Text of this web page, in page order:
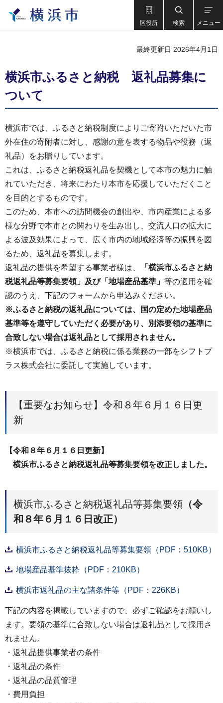
区役所 検索 メニュー
最終更新日 2026年4月1日
横浜市ふるさと納税 返礼品募集に
ついて
横浜市では、ふるさと納税制度によりご寄附いただいた市
外在住の寄附者に対し、感謝の意を表する物品や役務（返
礼品）をお贈りしています。
これは、ふるさと納税返礼品を契機として本市の魅力に触
れていただき、将来にわたり本市を応援していただくこと
を目的とするものです。
このため、本市への訪問機会の創出や、市内産業による多
様な分野で本市との関わりを生み出し、交流人口の拡大に
よる波及効果によって、広く市内の地域経済等の振興を図
るため、返礼品を募集します。
返礼品の提供を希望する事業者様は、
「横浜市ふるさと納
税返礼品等募集要領」及び「地場産品基準」 等の適用を確
認のうえ、下記のフォームから申込みください。
※ふるさと納税の返礼品については、国の定めた地場産品
基準等を遵守していただく必要があり、別添要領の基準に
合致しない場合は返礼品として採用されません。
※横浜市では、ふるさと納税に係る業務の一部をシフトプ
ラス株式会社に委託して実施しています。
【重要なお知らせ】令和８年６月１６日更
新
【令和８年６月１６日更新】
横浜市ふるさと納税返礼品等募集要領を改正しました。
横浜市ふるさと納税返礼品等募集要領 （令
和８年６月１６日改正）
横浜市ふるさと納税返礼品等募集要領（PDF：510KB）
地場産品基準抜粋（PDF：210KB）
横浜市返礼品の主な諸条件等（PDF：226KB）
下記の内容を掲載していますので、必ずご確認をお願いし
ます。要領の基準に合致しない場合は返礼品として採用さ
れません。
・返礼品提供事業者の条件
・返礼品の条件
・返礼品の品質管理
・費用負担